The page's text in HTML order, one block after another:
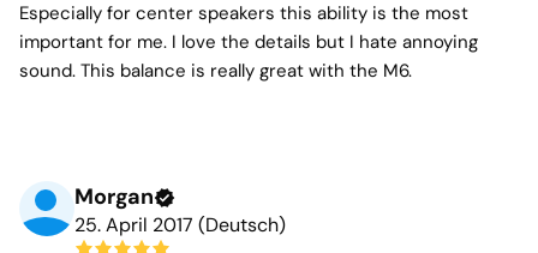
Especially for center speakers this ability is the most
important for me. I love the details but I hate annoying
sound. This balance is really great with the M6.
Morgan
25. April 2017 (Deutsch)